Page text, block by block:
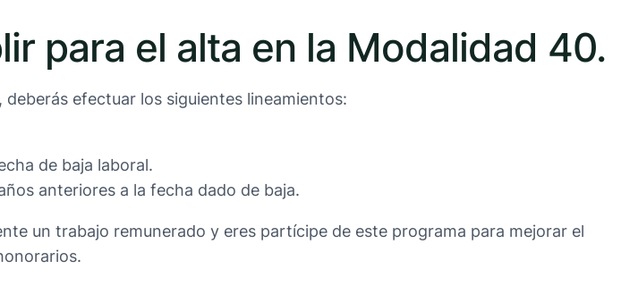
para el alta en la Modalidad 40.
efectuar los siguientes lineamientos:
de baja laboral.
anteriores a la fecha dado de baja.
un trabajo remunerado y eres partícipe de este programa para mejorar el